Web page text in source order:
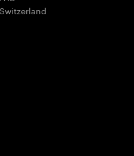
Switzerland